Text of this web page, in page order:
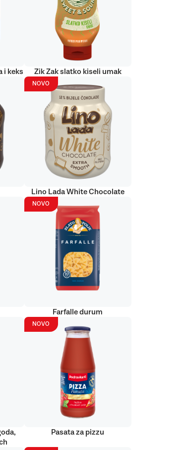
i keks Zik Zak slatko kiseli umak
NOVO
Lino Lada White Chocolate
NOVO
Farfalle durum
NOVO
Pasata za pizzu